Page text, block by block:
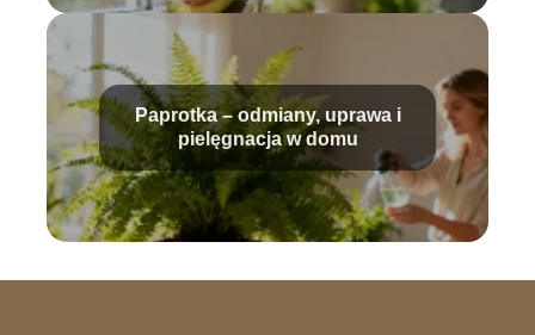
Paprotka – odmiany, uprawa i
pielęgnacja w domu